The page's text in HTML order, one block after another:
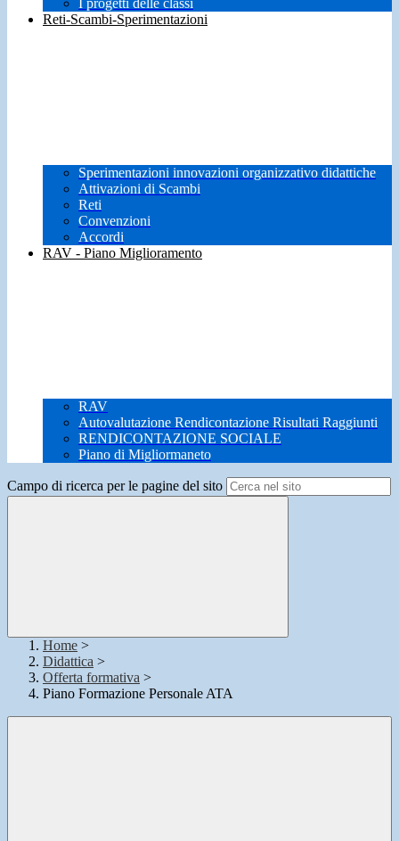
I progetti delle classi
Reti-Scambi-Sperimentazioni
Sperimentazioni innovazioni organizzativo didattiche
Attivazioni di Scambi
Reti
Convenzioni
Accordi
RAV - Piano Miglioramento
RAV
Autovalutazione Rendicontazione Risultati Raggiunti
RENDICONTAZIONE SOCIALE
Piano di Migliormaneto
Campo di ricerca per le pagine del sito
Home >
Didattica >
Offerta formativa >
Piano Formazione Personale ATA